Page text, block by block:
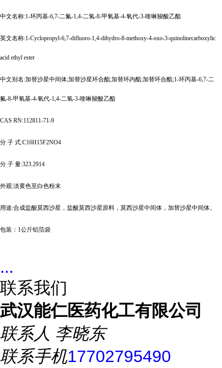
中文名称:1-环丙基-6,7-二氟-1,4-二氢-8-甲氧基-4-氧代-3-喹啉羧酸乙酯
英文名称:1-Cyclopropyl-6,7-difluoro-1,4-dihydro-8-methoxy-4-oxo-3-quinolinecarboxylic
acid ethyl ester
中文别名 :加替沙星中间体;加替沙星环合酯;加替环内酯;加替环合酯;1-环丙基-6,7-二
氟-8-甲氧基-4-氧代-1,4-二氢-3-喹啉羧酸乙酯
CAS RN:112811-71-9
分 子 式:C16H15F2NO4
分 子 量:323.2914
外观:淡黄色至白色粉末
用途:合成盐酸莫西沙星，盐酸莫西沙星原料，莫西沙星中间体，加替沙星中间体。
包装： 1公斤铝箔袋
...
联系我们
武汉能仁医药化工有限公司
联系人 李晓东
联系手机17702795490